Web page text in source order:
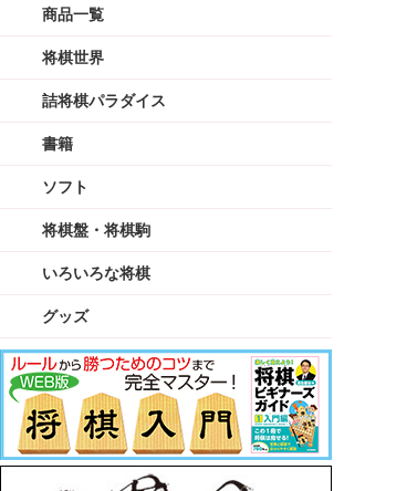
商品一覧
将棋世界
詰将棋パラダイス
書籍
ソフト
将棋盤・将棋駒
いろいろな将棋
グッズ